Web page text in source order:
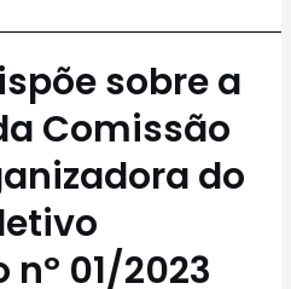
sobre a
Comissão
do
01/2023